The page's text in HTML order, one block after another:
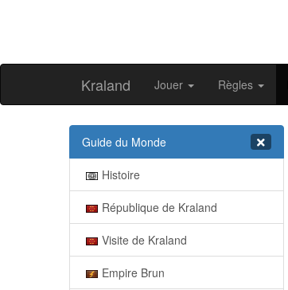
Kraland Jouer Règles
Guide du Monde
Histoire
République de Kraland
Visite de Kraland
Empire Brun